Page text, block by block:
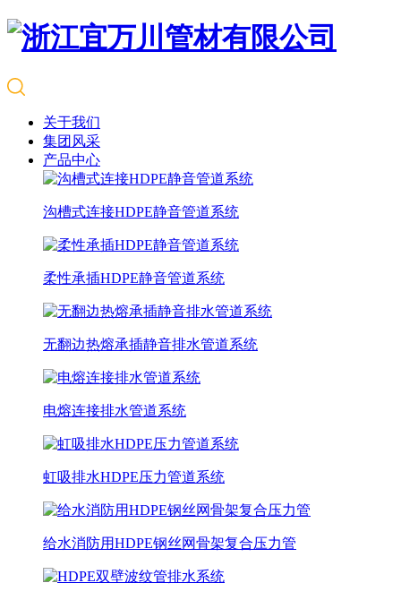
关于我们
集团风采
产品中心
沟槽式连接HDPE静音管道系统
柔性承插HDPE静音管道系统
无翻边热熔承插静音排水管道系统
电熔连接排水管道系统
虹吸排水HDPE压力管道系统
给水消防用HDPE钢丝网骨架复合压力管